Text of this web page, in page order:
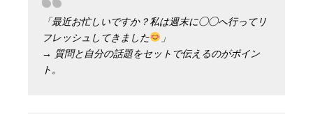
「最近お忙しいですか？私は週末に◯◯へ行ってリ
フレッシュしてきました
」
→ 質問と自分の話題をセットで伝えるのがポイン
ト。